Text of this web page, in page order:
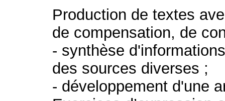
Production de textes
de compensation, de
- synthèse
des sources diverses ;
- développement d'une